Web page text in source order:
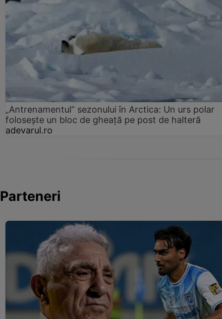
„Antrenamentul” sezonului în Arctica: Un urs polar
folosește un bloc de gheață pe post de halteră
adevarul.ro
Parteneri